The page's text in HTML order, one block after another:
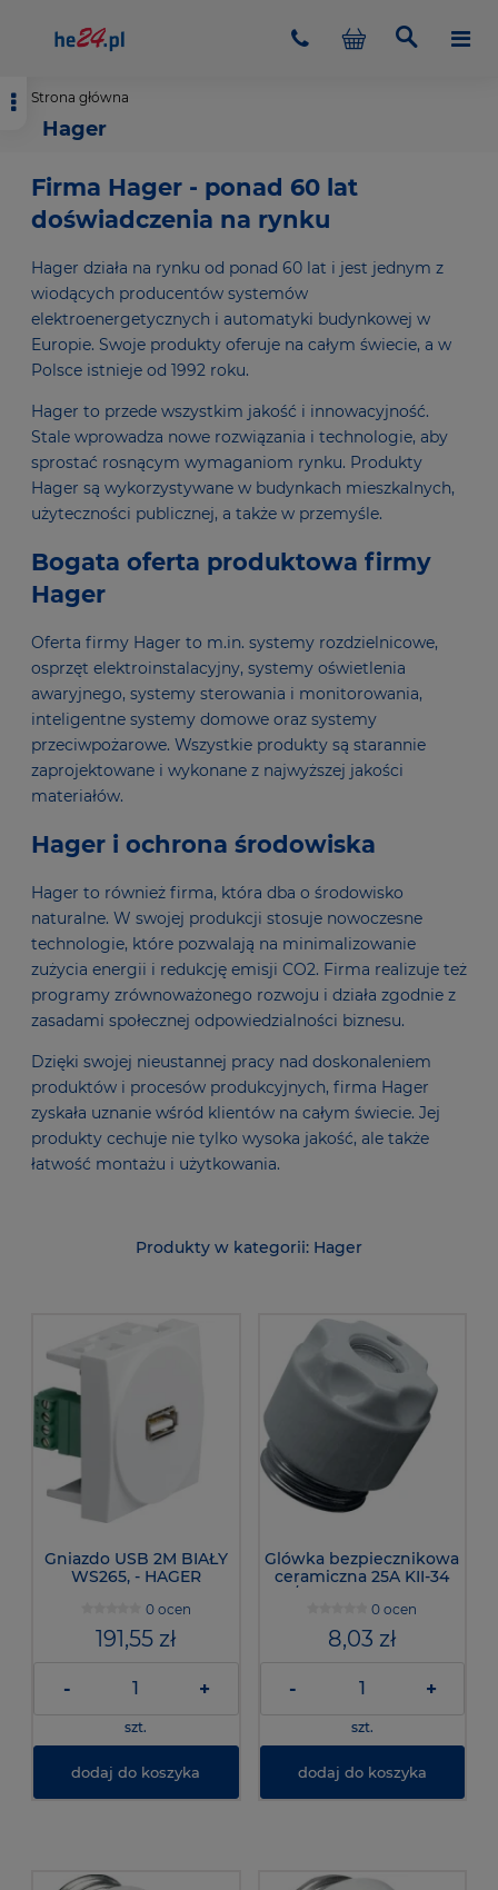
Strona główna
Hager
Firma Hager - ponad 60 lat
doświadczenia na rynku
Hager działa na rynku od ponad 60 lat i jest jednym z
wiodących producentów systemów
elektroenergetycznych i automatyki budynkowej w
Europie. Swoje produkty oferuje na całym świecie, a w
Polsce istnieje od 1992 roku.
Hager to przede wszystkim jakość i innowacyjność.
Stale wprowadza nowe rozwiązania i technologie, aby
sprostać rosnącym wymaganiom rynku. Produkty
Hager są wykorzystywane w budynkach mieszkalnych,
użyteczności publicznej, a także w przemyśle.
Bogata oferta produktowa firmy
Hager
Oferta firmy Hager to m.in. systemy rozdzielnicowe,
osprzęt elektroinstalacyjny, systemy oświetlenia
awaryjnego, systemy sterowania i monitorowania,
inteligentne systemy domowe oraz systemy
przeciwpożarowe. Wszystkie produkty są starannie
zaprojektowane i wykonane z najwyższej jakości
materiałów.
Hager i ochrona środowiska
Hager to również firma, która dba o środowisko
naturalne. W swojej produkcji stosuje nowoczesne
technologie, które pozwalają na minimalizowanie
zużycia energii i redukcję emisji CO2. Firma realizuje też
programy zrównoważonego rozwoju i działa zgodnie z
zasadami społecznej odpowiedzialności biznesu.
Dzięki swojej nieustannej pracy nad doskonaleniem
produktów i procesów produkcyjnych, firma Hager
zyskała uznanie wśród klientów na całym świecie. Jej
produkty cechuje nie tylko wysoka jakość, ale także
łatwość montażu i użytkowania.
Hager
Gniazdo USB 2M BIAŁY
WS265, - HAGER
0 ocen
191,55 zł
- +
szt.
dodaj do koszyka
Glówka bezpiecznikowa
ceramiczna 25A KII-34
0 ocen
8,03 zł
- +
szt.
dodaj do koszyka